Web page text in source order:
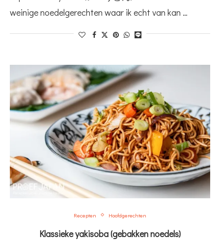
weinige noedelgerechten waar ik echt van kan …
Recepten Hoofdgerechten
Klassieke yakisoba (gebakken noedels)